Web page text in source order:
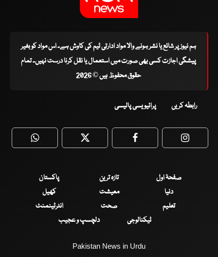
ہم نیوز پر شائع یا نشر ہونے والا مواد ادارتی ٹیم کی کاوش ہے۔ اس مواد کو بغیر
پیشگی اجازت کسی بھی صورت میں استعمال یا نقل کرنا درست نہیں۔ تمام
حقوق محفوظ ہیں © 2026
رابطہ کریں پرائیویسی پالیسی
WhatsApp Twitter Facebook
صفحۂ اول تازہ ترین
پاکستان
دنیا
معیشت
کھیل
تعلیم
صحت
انٹرٹینمنٹ
ٹیکنالوجی
دلچسپ و عجیب
Pakistan News in Urdu